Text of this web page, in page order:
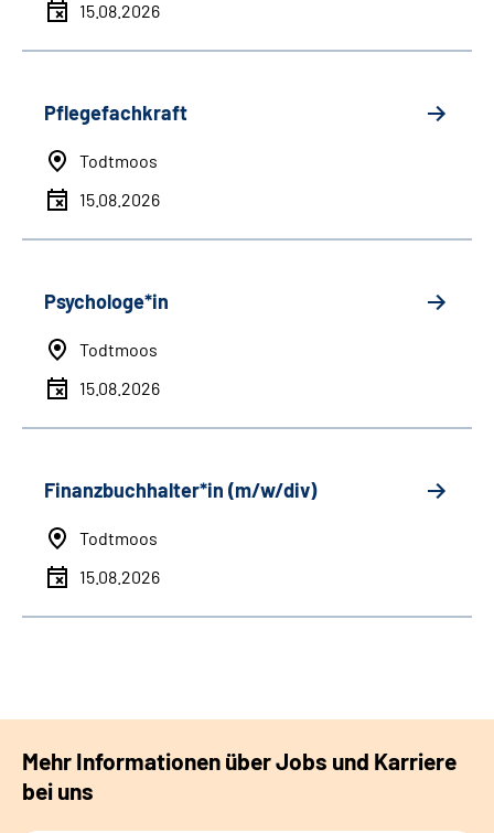
15.08.2026
Pflegefachkraft
Todtmoos
15.08.2026
Psychologe*in
Todtmoos
15.08.2026
Finanzbuchhalter*in (m/w/div)
Todtmoos
15.08.2026
Mehr Informationen über Jobs und Karriere
bei uns